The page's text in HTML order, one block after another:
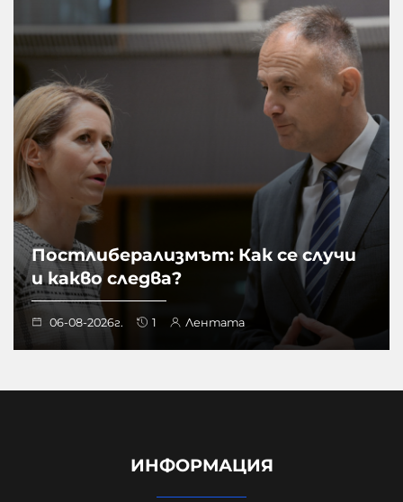
Постлиберализмът: Как се случи
и какво следва?
06-08-2026г. 1 Лентата
ИНФОРМАЦИЯ